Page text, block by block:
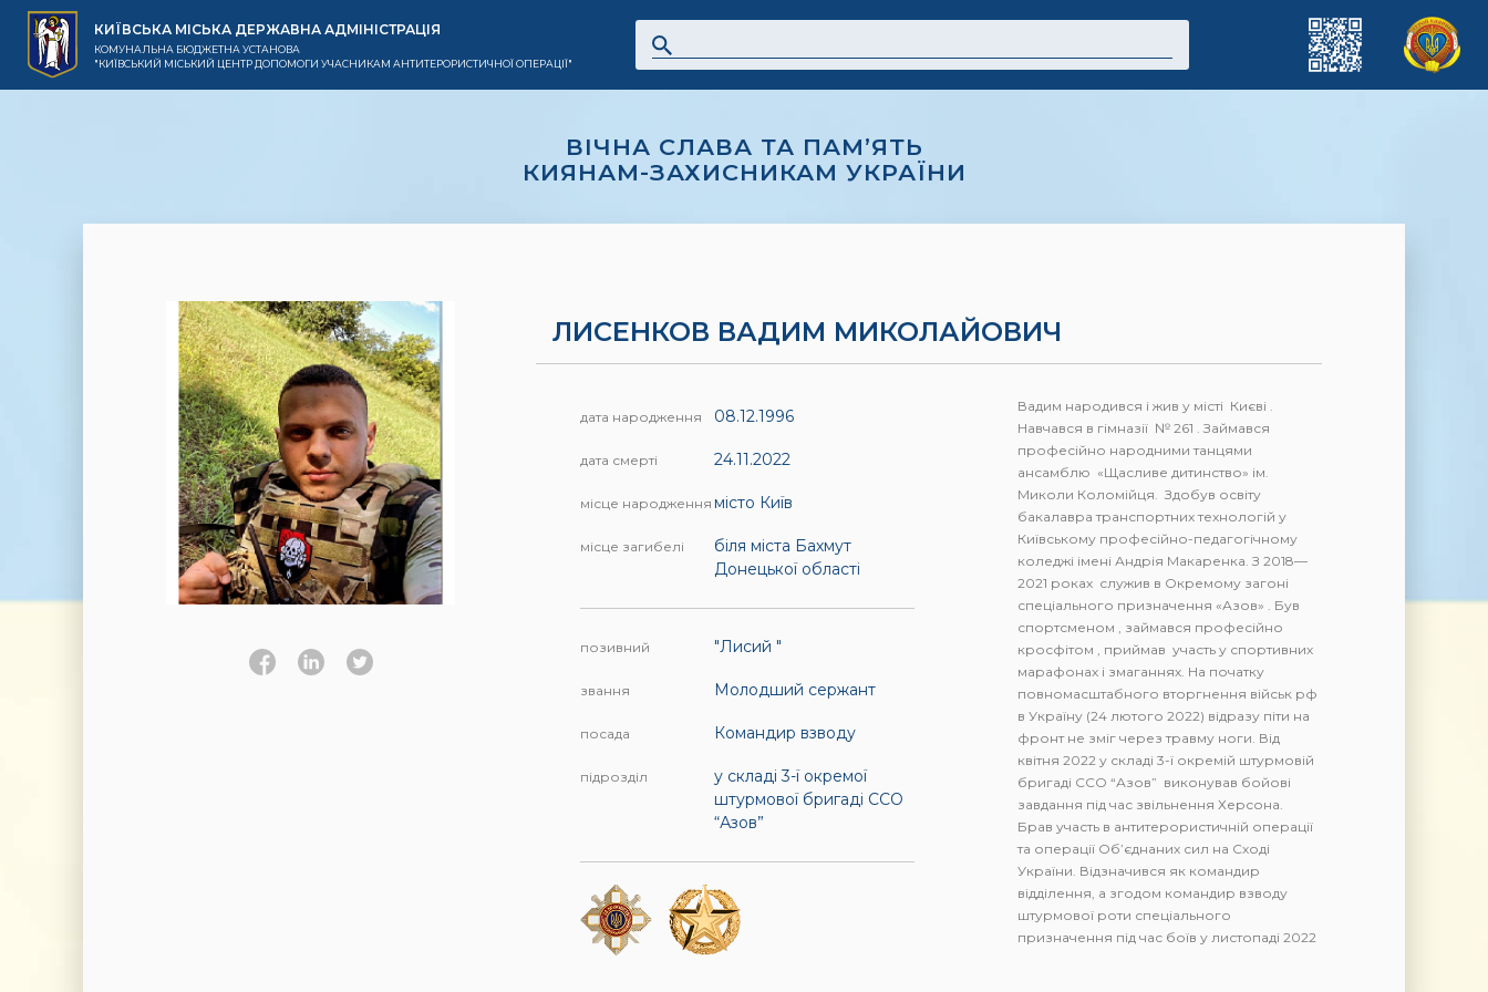
КИЇВСЬКА МІСЬКА ДЕРЖАВНА АДМІНІСТРАЦІЯ
КОМУНАЛЬНА БЮДЖЕТНА УСТАНОВА
"КИЇВСЬКИЙ МІСЬКИЙ ЦЕНТР ДОПОМОГИ УЧАСНИКАМ АНТИТЕРОРИСТИЧНОЇ ОПЕРАЦІЇ"
ВІЧНА СЛАВА ТА ПАМ’ЯТЬ
КИЯНАМ-ЗАХИСНИКАМ УКРАЇНИ
ЛИСЕНКОВ ВАДИМ МИКОЛАЙОВИЧ
дата народження 08.12.1996
дата смерті 24.11.2022
місце народження місто Київ
місце загибелі
біля міста Бахмут
Донецької області
позивний "Лисий "
звання Молодший сержант
посада Командир взводу
підрозділ
у складі 3-ї окремої
штурмової бригаді ССО
“Азов”
Вадим народився і жив у місті Києві .
Навчався в гімназії № 261 . Займався
професійно народними танцями
ансамблю «Щасливе дитинство» ім.
Миколи Коломійця. Здобув освіту
бакалавра транспортних технологій у
Київському професійно-педагогічному
коледжі імені Андрія Макаренка. З 2018—
2021 роках служив в Окремому загоні
спеціального призначення «Азов» . Був
спортсменом , займався професійно
кросфітом , приймав участь у спортивних
марафонах і змаганнях. На початку
повномасштабного вторгнення військ рф
в Україну (24 лютого 2022) відразу піти на
фронт не зміг через травму ноги. Від
квітня 2022 у складі 3-ї окремій штурмовій
бригаді ССО “Азов” виконував бойові
завдання під час звільнення Херсона.
Брав участь в антитерористичній операції
та операції Об’єднаних сил на Сході
України. Відзначився як командир
відділення, а згодом командир взводу
штурмової роти спеціального
призначення під час боїв у листопаді 2022